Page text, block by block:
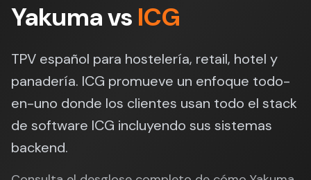
Yakuma vs ICG
TPV español para hostelería, retail, hotel y
panadería. ICG promueve un enfoque todo-
en-uno donde los clientes usan todo el stack
de software ICG incluyendo sus sistemas
backend.